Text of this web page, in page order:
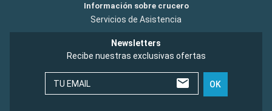
Información sobre crucero
Servicios de Asistencia
Newsletters
Recibe nuestras exclusivas ofertas
TU EMAIL OK